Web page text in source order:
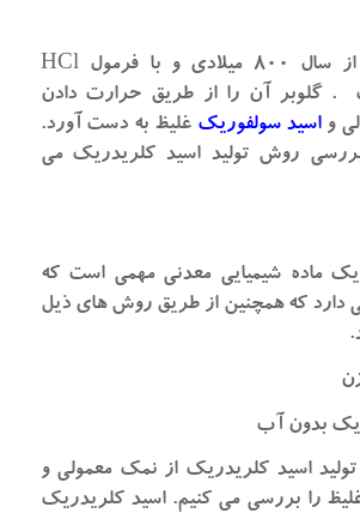
از سال ۸۰۰ میلادی و با فرمول HCl
. گلوبر آن را از طریق حرارت دادن
واسید سولفوریک غلیظ به دست آورد.
بررسی روش تولید اسید کلریدریک می
ماده شیمیایی معدنی مهمی است که
دارد که همچنین از طریق روش های ذیل
اسید کلریدریک از نمک معمولی و
را بررسی می کنیم. اسید کلریدریک